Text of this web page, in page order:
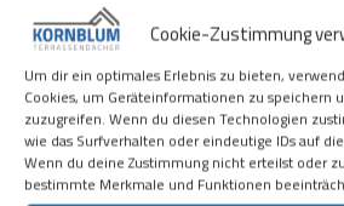
Cookie-Zustimmung
Um dir ein optimales Erlebnis zu bieten,
Cookies, um Geräteinformationen zu speichern
zuzugreifen. Wenn du diesen Technologien
wie das Surfverhalten oder eindeutige IDs auf
Wenn du deine Zustimmung nicht erteilst oder
bestimmte Merkmale und Funktionen
Interesses nach Art. 6 Abs. 1 lit. f
erfolgen. Über die jeweils im
einschlägigen
folgenden Absätzen dieser
Datenschutzerklärung